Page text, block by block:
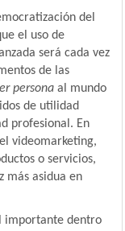
del
el uso de
será cada vez
de las
persona al mundo
de utilidad
profesional. En
videomarketing,
o servicios,
más asidua en
importante dentro